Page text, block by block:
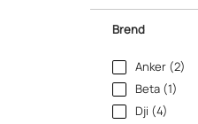
Brend
Anker (2)
Beta (1)
Dji (4)